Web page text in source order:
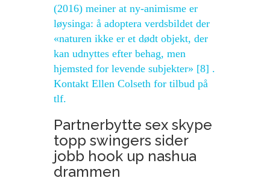
(2016) meiner at ny-animisme er
løysinga: å adoptera verdsbildet der
«naturen ikke er et dødt objekt, der
kan udnyttes efter behag, men
hjemsted for levende subjekter» [8] .
Kontakt Ellen Colseth for tilbud på
tlf.
Partnerbytte sex skype
topp swingers sider
jobb hook up nashua
drammen